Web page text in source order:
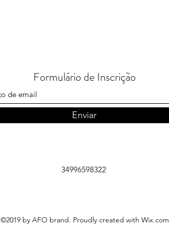
Formulário de Inscrição
Enviar
34996598322
©2019 by AFO brand. Proudly created with Wix.com